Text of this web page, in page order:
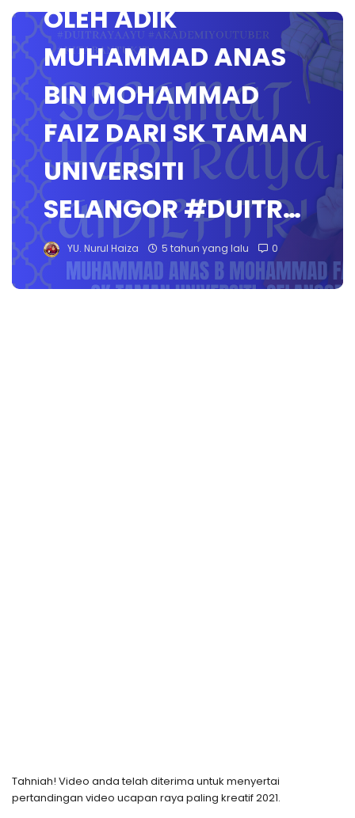
OLEH ADIK
MUHAMMAD ANAS
BIN MOHAMMAD
FAIZ DARI SK TAMAN
UNIVERSITI
SELANGOR #DUITR…
YU. Nurul Haiza 5 tahun yang lalu 0
Tahniah! Video anda telah diterima untuk menyertai
pertandingan video ucapan raya paling kreatif 2021.